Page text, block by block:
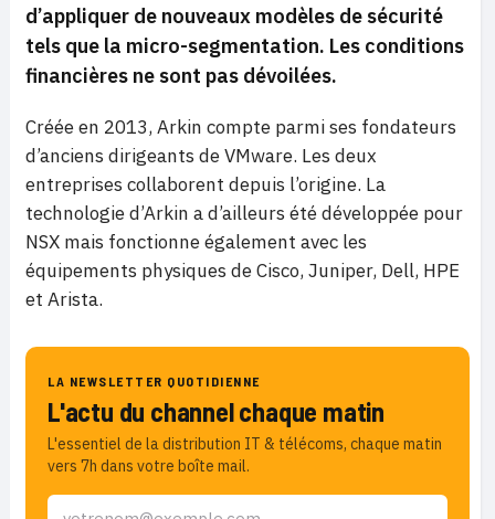
d’appliquer de nouveaux modèles de sécurité
tels que la micro-segmentation. Les conditions
financières ne sont pas dévoilées.
Créée en 2013, Arkin compte parmi ses fondateurs
d’anciens dirigeants de VMware. Les deux
entreprises collaborent depuis l’origine. La
technologie d’Arkin a d’ailleurs été développée pour
NSX mais fonctionne également avec les
équipements physiques de Cisco, Juniper, Dell, HPE
et Arista.
LA NEWSLETTER QUOTIDIENNE
L'actu du channel chaque matin
L'essentiel de la distribution IT & télécoms, chaque matin
vers 7h dans votre boîte mail.